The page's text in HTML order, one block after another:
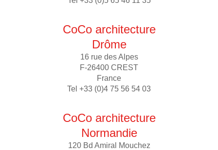
CoCo architecture
Drôme
16 rue des Alpes
F-26400 CREST
France
Tel +33 (0)4 75 56 54 03
CoCo architecture
Normandie
120 Bd Amiral Mouchez